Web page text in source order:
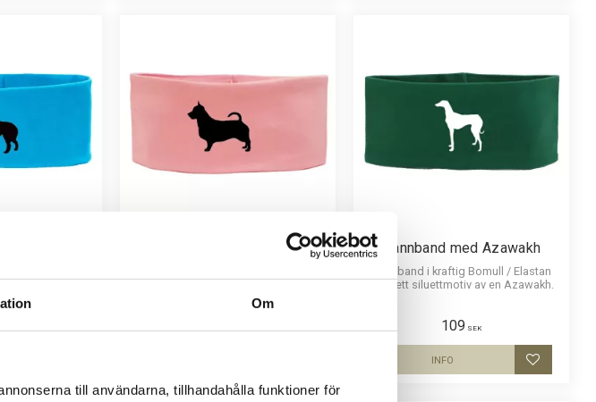
Om
till användarna, tillhandahålla funktioner för
av en Australian
Pannband med Australisk
med ett siluettmotiv av en Australisk
Pannband med Azawakh
Pannband i kraftig Bomull / Elastan
med ett siluettmotiv av en Azawakh.
109 SEK
Lägg till i
INFO